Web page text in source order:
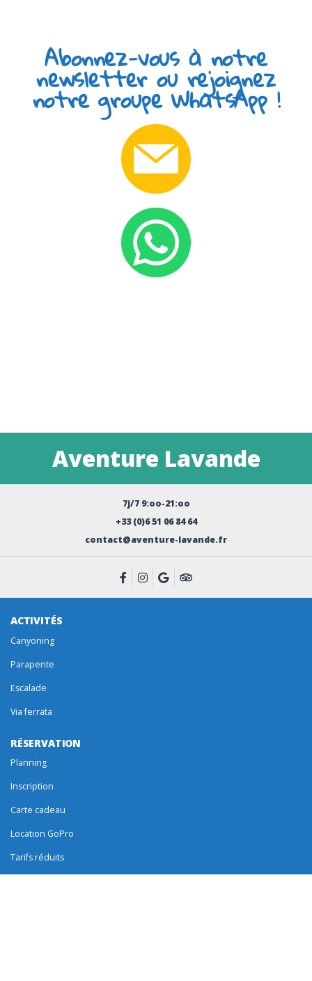
Abonnez-vous à notre
newsletter ou rejoignez
notre groupe WhatsApp !
Aventure Lavande
7j/7 9:oo-21:oo
+33 (0)6 51 06 84 64
contact@aventure-lavande.fr
ACTIVITÉS
Canyoning
Parapente
Escalade
Via ferrata
RÉSERVATION
Planning
Inscription
Carte cadeau
Location GoPro
Tarifs réduits